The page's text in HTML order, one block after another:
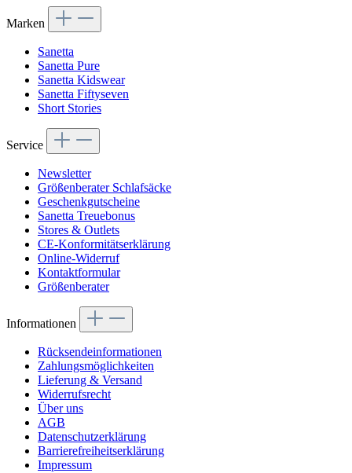
Marken
Sanetta
Sanetta Pure
Sanetta Kidswear
Sanetta Fiftyseven
Short Stories
Service
Newsletter
Größenberater Schlafsäcke
Geschenkgutscheine
Sanetta Treuebonus
Stores & Outlets
CE-Konformitätserklärung
Online-Widerruf
Kontaktformular
Größenberater
Informationen
Rücksendeinformationen
Zahlungsmöglichkeiten
Lieferung & Versand
Widerrufsrecht
Über uns
AGB
Datenschutzerklärung
Barrierefreiheitserklärung
Impressum